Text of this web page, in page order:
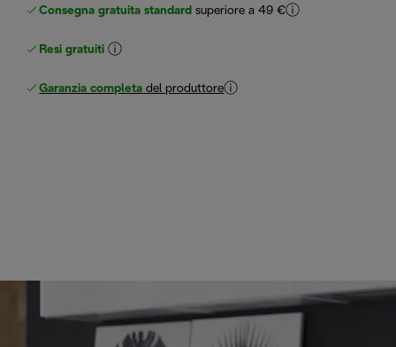
Consegna gratuita standard superiore a 49 €
Resi gratuiti
Garanzia completa del produttore